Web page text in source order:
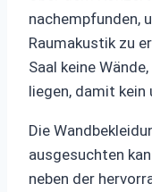
nachempfunden,
Raumakustik zu
Saal keine
liegen, damit
Die
ausgesuchten
neben der